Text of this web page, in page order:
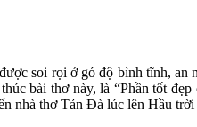
soi rọi ở gó độ bình tĩnh,
bài thơ này, là “Phần tốt
nhà thơ Tản Đà lúc lên Hầu